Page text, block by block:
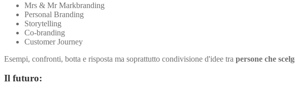
Mrs & Mr Markbranding
Personal Branding
Storytelling
Co-branding
Customer Journey
Esempi, confronti, botta e risposta ma soprattutto condivisione d'idee tra persone che
Il futuro: